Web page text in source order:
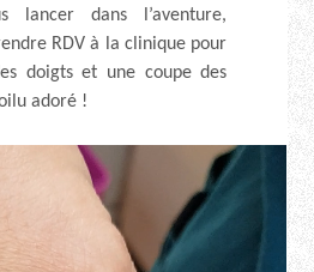
lancer dans l’aventure,
RDV à la clinique pour
doigts et une coupe des
adoré !